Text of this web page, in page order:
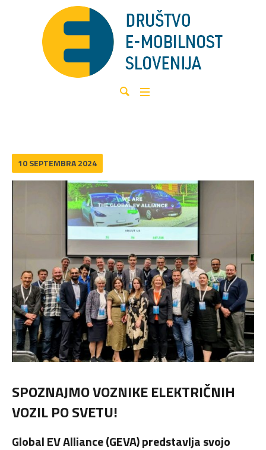
10 SEPTEMBRA 2024
SPOZNAJMO VOZNIKE ELEKTRIČNIH
VOZIL PO SVETU!
Global EV Alliance (GEVA) predstavlja svojo